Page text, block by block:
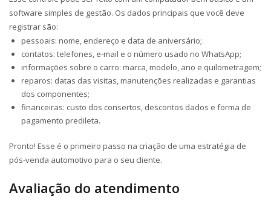
software simples de gestão. Os dados principais que você deve
registrar são:
pessoais: nome, endereço e data de aniversário;
contatos: telefones, e-mail e o número usado no WhatsApp;
informações sobre o carro: marca, modelo, ano e quilometragem;
reparos: datas das visitas, manutenções realizadas e garantias
dos componentes;
financeiras: custo dos consertos, descontos dados e forma de
pagamento predileta.
Pronto! Esse é o primeiro passo na criação de uma estratégia de
pós-venda automotivo para o seu cliente.
Avaliação do atendimento